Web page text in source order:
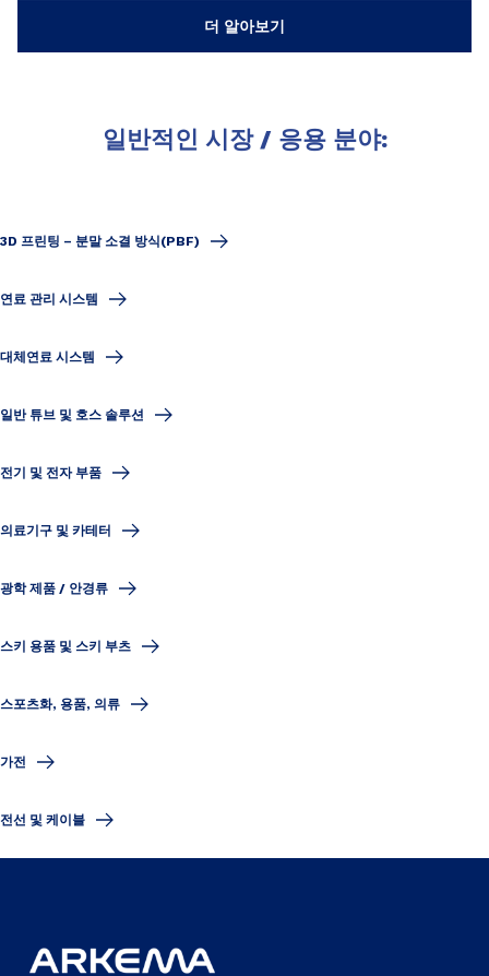
더 알아보기
일반적인 시장 / 응용 분야:
3D 프린팅 – 분말 소결 방식(PBF)
연료 관리 시스템
대체연료 시스템
일반 튜브 및 호스 솔루션
전기 및 전자 부품
의료기구 및 카테터
광학 제품 / 안경류
스키 용품 및 스키 부츠
스포츠화, 용품, 의류
가전
전선 및 케이블